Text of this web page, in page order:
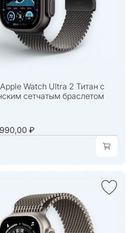
Watch Ultra 2 Титан c
сетчатым браслетом
₽